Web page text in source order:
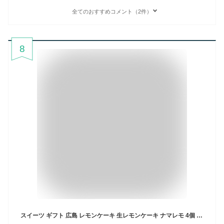
全てのおすすめコメント（2件）
8
スイーツ ギフト 広島 レモンケーキ 生レモンケーキ ナマレモ 4個 送料無料 個包装 かわいい おしゃれ プレゼント 怪獣レモン レモンスイーツ 生レモ お取り寄せ 詰め合わせ 内祝い お祝い お返し お礼 誕生日 お歳暮 お年賀 マクアケ 産直 ソンヌフ